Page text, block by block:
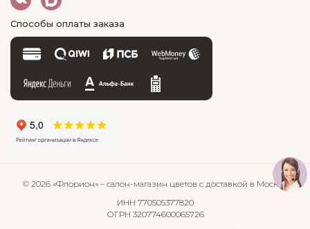
Способы оплаты заказа
© 2026 «Флорион» – салон-магазин цветов с доставкой в Москве
ИНН 770505377820
ОГРН 320774600065726